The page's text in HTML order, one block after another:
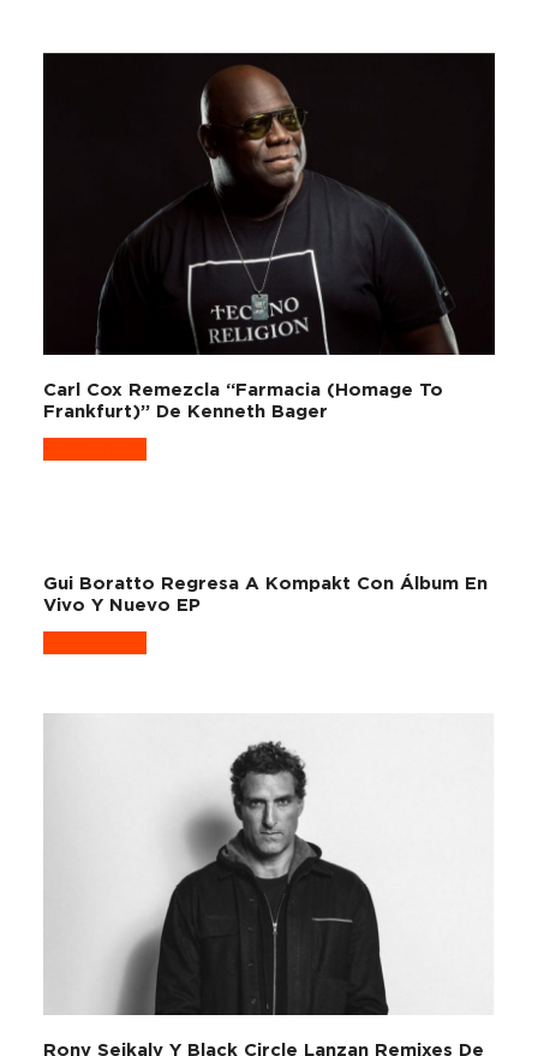
Carl Cox Remezcla “Farmacia (Homage To
Frankfurt)” De Kenneth Bager
Gui Boratto Regresa A Kompakt Con Álbum En
Vivo Y Nuevo EP
Rony Seikaly Y Black Circle Lanzan Remixes De